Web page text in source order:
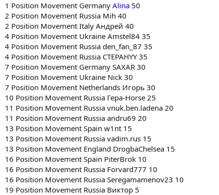
1 Position Movement Germany Alina 50
2 Position Movement Russia Mih 40
2 Position Movement Italy Андрей 40
4 Position Movement Ukraine Amstel84 35
4 Position Movement Russia den_fan_87 35
4 Position Movement Russia CTEPAHYY 35
7 Position Movement Germany SAXAR 30
7 Position Movement Ukraine Nick 30
7 Position Movement Netherlands Игорь 30
10 Position Movement Russia Гера-Horse 25
11 Position Movement Russia vnuk.ben.ladena 20
11 Position Movement Russia andru69 20
13 Position Movement Spain w1nt 15
13 Position Movement Russia vadim.rus 15
13 Position Movement England DrogbaChelsea 15
16 Position Movement Spain PiterBrok 10
16 Position Movement Russia Forvard777 10
16 Position Movement Russia Seregamamenov23 10
19 Position Movement Russia Виктор 5